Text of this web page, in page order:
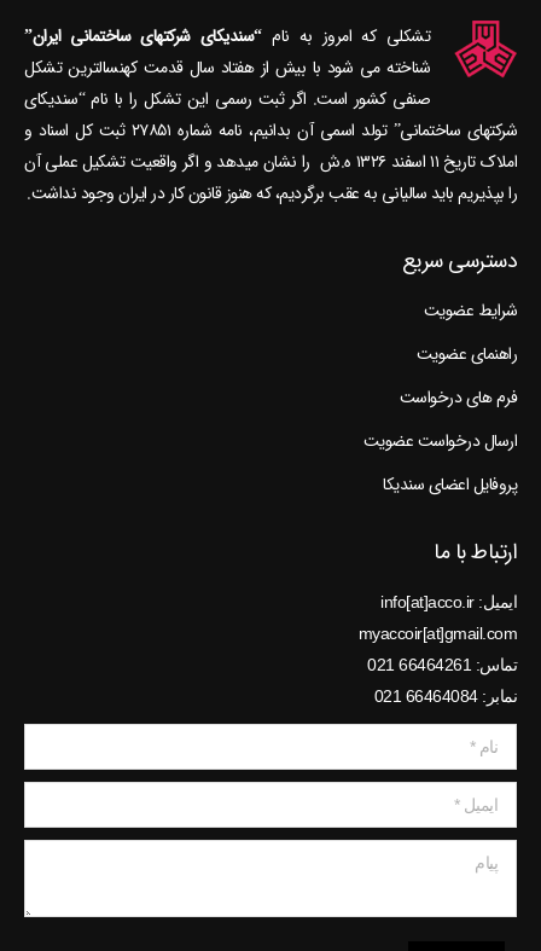
تشکلی که امروز به نام“سندیکای شرکتهای ساختمانی ایران”
شناخته می‎ شود با بیش از هفتاد سال قدمت کهنسال‎ترین تشکل
صنفی کشور است. اگر ثبت رسمی این تشکل را با نام “سندیکای
شرکتهای ساختمانی” تولد اسمی آن بدانیم، نامه شماره ۲۷۸۵۱ ثبت کل اسناد و
املاک تاریخ ۱۱ اسفند ۱۳۲۶ ه.ش را نشان می‎دهد و اگر واقعیت تشکیل عملی آن
را بپذیریم باید سالیانی به عقب برگردیم، که هنوز قانون کار در ایران وجود نداشت.
دسترسی سریع
شرایط عضویت
راهنمای عضویت
فرم های درخواست
ارسال درخواست عضویت
پروفایل اعضای سندیکا
ارتباط با ما
ایمیل: info[at]acco.ir
myaccoir[at]gmail.com
تماس: 66464261 021
نمابر: 66464084 021
نام *
ایمیل *